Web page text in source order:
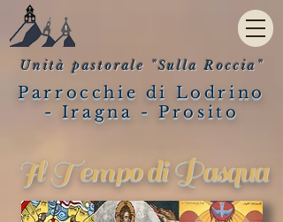
Unità pastorale "Sulla Roccia"
Parrocchie di Lodrino
- Iragna - Prosito
Il Tempo di Pasqua